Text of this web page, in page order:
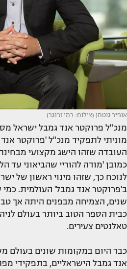
אופיר גוטמן (צילום: רמי זרנגר)
מנכ"ל פרוקטר אנד גמבל ישראל
מוניתי לתפקיד מנכ"ל 'פרוקטר
העובדה שזהו הישג מקצועי
כמובן 'מודה להוריי שהביאוני עד
לנוכח כך, שזהו מינוי ראשון של
שנים, הצמיחה מבפנים היתה אך
כבית הספר הטוב ביותר בעולם
טאלנטים צעירים.
כבר היום במקומות שונים בעולם
אנד גמבל הישראליים, בתפקידי